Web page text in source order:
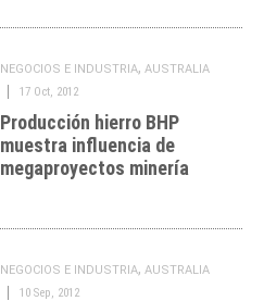
NEGOCIOS E INDUSTRIA, AUSTRALIA
17 Oct, 2012
Producción hierro BHP
muestra influencia de
megaproyectos minería
NEGOCIOS E INDUSTRIA, AUSTRALIA
10 Sep, 2012